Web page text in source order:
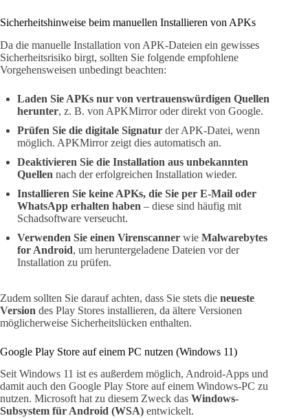
Sicherheitshinweise beim manuellen Installieren von APKs
Da die manuelle Installation von APK-Dateien ein gewisses
Sicherheitsrisiko birgt, sollten Sie folgende empfohlene
Vorgehensweisen unbedingt beachten:
Laden Sie APKs nur von vertrauenswürdigen Quellen
herunter, z. B. von APKMirror oder direkt von Google.
Prüfen Sie die digitale Signatur der APK-Datei, wenn
möglich. APKMirror zeigt dies automatisch an.
Deaktivieren Sie die Installation aus unbekannten
Quellen nach der erfolgreichen Installation wieder.
Installieren Sie keine APKs, die Sie per E-Mail oder
WhatsApp erhalten haben – diese sind häufig mit
Schadsoftware verseucht.
Verwenden Sie einen Virenscanner wie Malwarebytes
for Android, um heruntergeladene Dateien vor der
Installation zu prüfen.
Zudem sollten Sie darauf achten, dass Sie stets die neueste
Version des Play Stores installieren, da ältere Versionen
möglicherweise Sicherheitslücken enthalten.
Google Play Store auf einem PC nutzen (Windows 11)
Seit Windows 11 ist es außerdem möglich, Android-Apps und
damit auch den Google Play Store auf einem Windows-PC zu
nutzen. Microsoft hat zu diesem Zweck das Windows-
Subsystem für Android (WSA) entwickelt.